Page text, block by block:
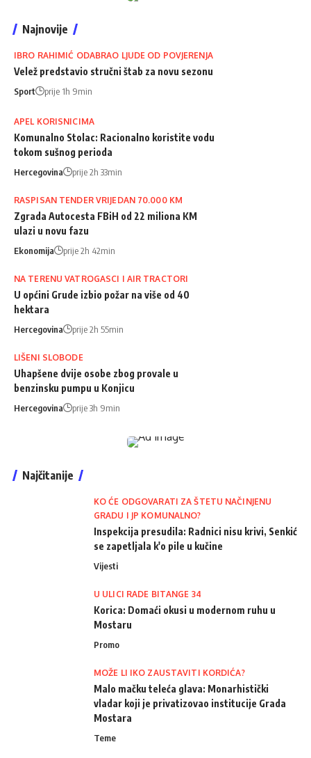
Najnovije
IBRO RAHIMIĆ ODABRAO LJUDE OD POVJERENJA
Velež predstavio stručni štab za novu sezonu
Sport prije 1h 9min
APEL KORISNICIMA
Komunalno Stolac: Racionalno koristite vodu
tokom sušnog perioda
Hercegovina prije 2h 33min
RASPISAN TENDER VRIJEDAN 70.000 KM
Zgrada Autocesta FBiH od 22 miliona KM
ulazi u novu fazu
Ekonomija prije 2h 42min
NA TERENU VATROGASCI I AIR TRACTORI
U općini Grude izbio požar na više od 40
hektara
Hercegovina prije 2h 55min
LIŠENI SLOBODE
Uhapšene dvije osobe zbog provale u
benzinsku pumpu u Konjicu
Hercegovina prije 3h 9min
Najčitanije
KO ĆE ODGOVARATI ZA ŠTETU NAČINJENU
GRADU I JP KOMUNALNO?
Inspekcija presudila: Radnici nisu krivi, Senkić
se zapetljala k'o pile u kučine
Vijesti
U ULICI RADE BITANGE 34
Korica: Domaći okusi u modernom ruhu u
Mostaru
Promo
MOŽE LI IKO ZAUSTAVITI KORDIĆA?
Malo mačku teleća glava: Monarhistički
vladar koji je privatizovao institucije Grada
Mostara
Teme